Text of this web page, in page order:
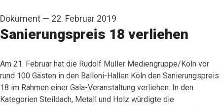
Dokument — 22. Februar 2019
Sanierungspreis 18 verliehen
Am 21. Februar hat die Rudolf Müller Mediengruppe/Köln vor
rund 100 Gästen in den Balloni-Hallen Köln den Sanierungspreis
18 im Rahmen einer Gala-Veranstaltung verliehen. In den
Kategorien Steildach, Metall und Holz würdigte die